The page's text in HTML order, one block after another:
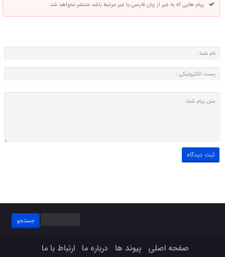
پیام هایی که به غیر از زبان فارسی یا غیر مرتبط باشد منتشر نخواهد شد.
جستجو
برای:
صفحه اصلی پیوند ها درباره ما ارتباط با ما